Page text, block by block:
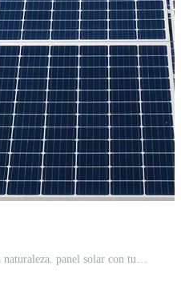
concepto de energía limpia en la naturaleza. panel solar con turbina eólica y fondo de cielo azul Foto Gratis